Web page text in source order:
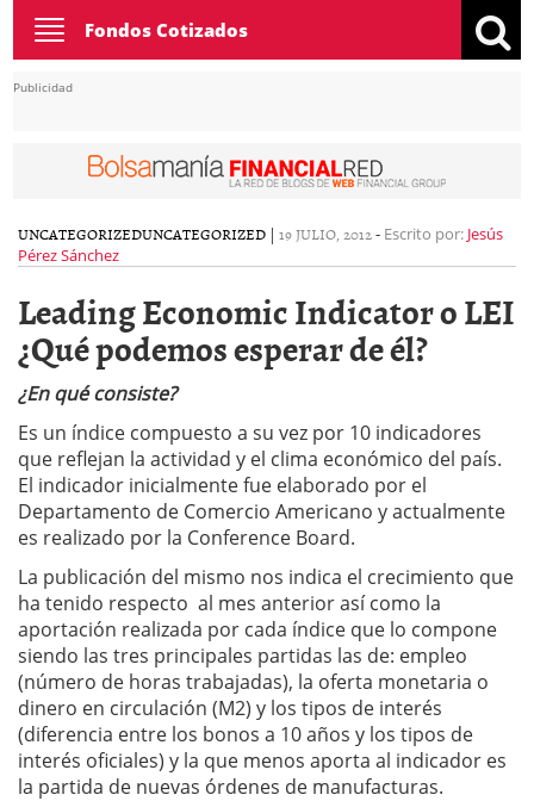
Toggle
navigation
Fondos Cotizados
Publicidad
UNCATEGORIZEDUNCATEGORIZED | 19 JULIO, 2012- Escrito por: Jesús
Pérez Sánchez
Leading Economic Indicator o LEI
¿Qué podemos esperar de él?
¿En qué consiste?
Es un índice compuesto a su vez por 10 indicadores
que reflejan la actividad y el clima económico del país.
El indicador inicialmente fue elaborado por el
Departamento de Comercio Americano y actualmente
es realizado por la Conference Board.
La publicación del mismo nos indica el crecimiento que
ha tenido respecto al mes anterior así como la
aportación realizada por cada índice que lo compone
siendo las tres principales partidas las de: empleo
(número de horas trabajadas), la oferta monetaria o
dinero en circulación (M2) y los tipos de interés
(diferencia entre los bonos a 10 años y los tipos de
interés oficiales) y la que menos aporta al indicador es
la partida de nuevas órdenes de manufacturas.